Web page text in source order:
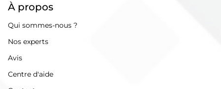
À propos
Qui sommes-nous ?
Nos experts
Avis
Centre d'aide